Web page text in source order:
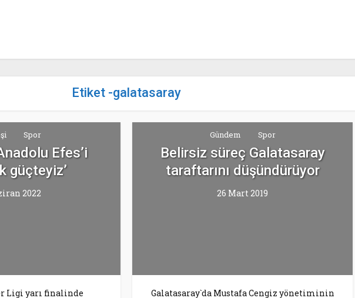
Etiket -galatasaray
Spor
Efes’i
güçteyiz’
2022
Ligi yarı finalinde
Gündem Spor
Belirsiz süreç Galatasaray
taraftarını düşündürüyor
26 Mart 2019
Galatasaray`da Mustafa Cengiz yönetiminin